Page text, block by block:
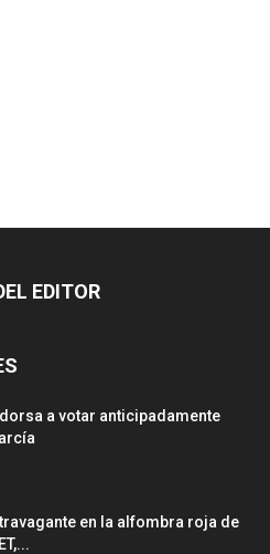
EDITOR
a votar anticipadamente
en la alfombra roja de